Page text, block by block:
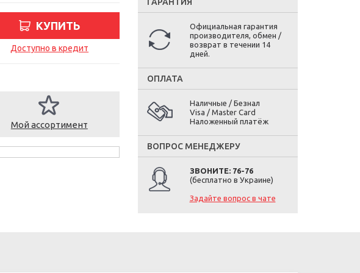
КУПИТЬ
Доступно в кредит
Мой ассортимент
Официальная гарантия
производителя, обмен /
возврат в течении 14
дней.
ОПЛАТА
Наличные / Безнал
Visa / Master Card
Наложенный платёж
ВОПРОС МЕНЕДЖЕРУ
ЗВОНИТЕ: 76-76
(бесплатно в Украине)
Задайте вопрос в чате